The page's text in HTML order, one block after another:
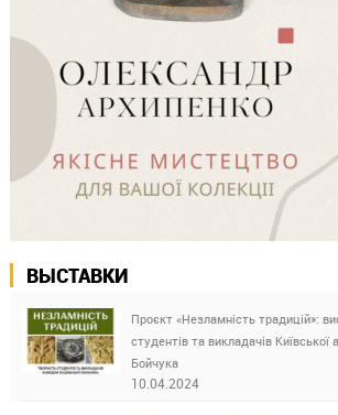
ВЫСТАВКИ
Проєкт «Незламність традицій»:
студентів та викладачів Київської
Бойчука
10.04.2024